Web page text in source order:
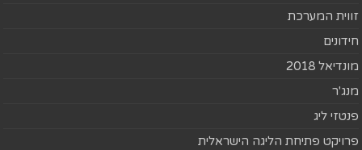
זווית המערכת
חידונים
מונדיאל 2018
מנג'ר
פנטזי ליג
פרויקט פתיחת הליגה הישראלית